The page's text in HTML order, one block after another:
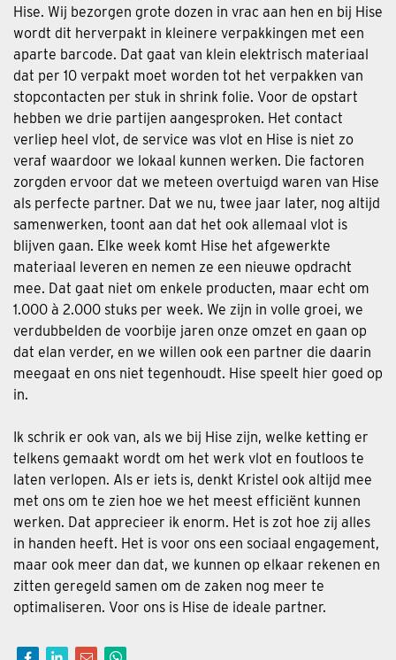
Hise. Wij bezorgen grote dozen in vrac aan hen en bij Hise
wordt dit herverpakt in kleinere verpakkingen met een
aparte barcode. Dat gaat van klein elektrisch materiaal
dat per 10 verpakt moet worden tot het verpakken van
stopcontacten per stuk in shrink folie. Voor de opstart
hebben we drie partijen aangesproken. Het contact
verliep heel vlot, de service was vlot en Hise is niet zo
veraf waardoor we lokaal kunnen werken. Die factoren
zorgden ervoor dat we meteen overtuigd waren van Hise
als perfecte partner. Dat we nu, twee jaar later, nog altijd
samenwerken, toont aan dat het ook allemaal vlot is
blijven gaan. Elke week komt Hise het afgewerkte
materiaal leveren en nemen ze een nieuwe opdracht
mee. Dat gaat niet om enkele producten, maar echt om
1.000 à 2.000 stuks per week. We zijn in volle groei, we
verdubbelden de voorbije jaren onze omzet en gaan op
dat elan verder, en we willen ook een partner die daarin
meegaat en ons niet tegenhoudt. Hise speelt hier goed op
in.
Ik schrik er ook van, als we bij Hise zijn, welke ketting er
telkens gemaakt wordt om het werk vlot en foutloos te
laten verlopen. Als er iets is, denkt Kristel ook altijd mee
met ons om te zien hoe we het meest efficiënt kunnen
werken. Dat apprecieer ik enorm. Het is zot hoe zij alles
in handen heeft. Het is voor ons een sociaal engagement,
maar ook meer dan dat, we kunnen op elkaar rekenen en
zitten geregeld samen om de zaken nog meer te
optimaliseren. Voor ons is Hise de ideale partner.